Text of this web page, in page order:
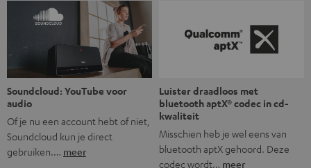
Soundcloud: YouTube voor
audio
Of je nu een account hebt of niet,
Soundcloud kun je direct
gebruiken.… meer
Luister draadloos met
bluetooth aptX® codec in cd-
kwaliteit
Misschien heb je wel eens van
bluetooth aptX gehoord. Deze
codec wordt… meer